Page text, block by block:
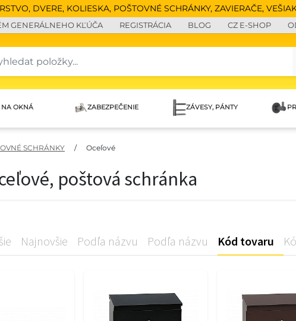
DVERE, KOLIESKA, POŠTOVNÉ SCHRÁNKY, ZAVIERAČE,
GENERÁLNEHO KĽÚČA REGISTRÁCIA BLOG CZ E-SHOP
NA OKNÁ ZABEZPEČENIE ZÁVESY, PÁNTY
SCHRÁNKY / Oceľové
poštová schránka
Najnovšie Podľa názvu Podľa názvu Kód tovaru